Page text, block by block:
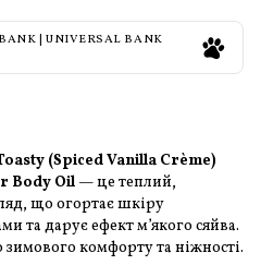
| UNIVERSAL BANK
(Spiced Vanilla Crème)
Body Oil — це теплий,
що огортає шкіру
та дарує ефект м’якого сяйва.
комфорту та ніжності.